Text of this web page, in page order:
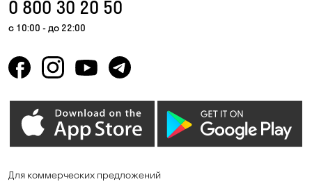
Горишние Плавни
Елизаветовка Зазимье
0 800 30 20 50
с 10:00 - до 22:00
Для коммерческих предложений